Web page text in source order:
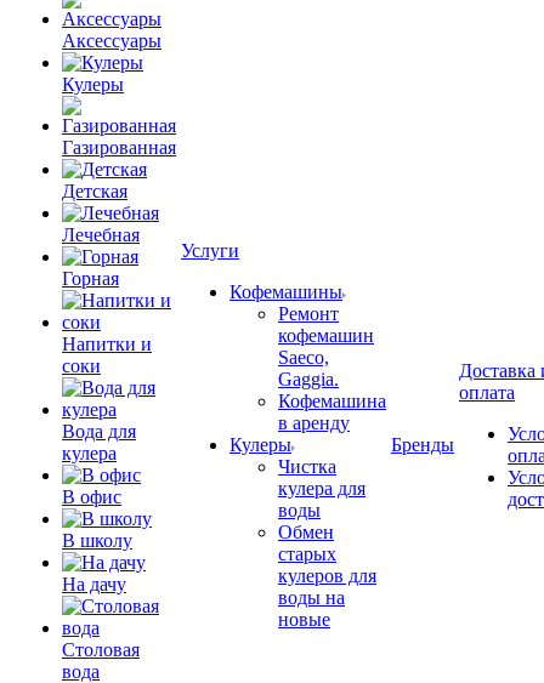
Аксессуары
Кулеры
Газированная
Детская
Лечебная
Горная
Напитки и
соки
Вода для
кулера
В офис
В школу
На дачу
Столовая
вода
Услуги
Кофемашины
Ремонт
кофемашин
Saeco,
Gaggia.
Кофемашина
в аренду
Кулеры
Чистка
кулера для
воды
Обмен
старых
кулеров для
воды на
новые
Бренды
Доставка
оплата